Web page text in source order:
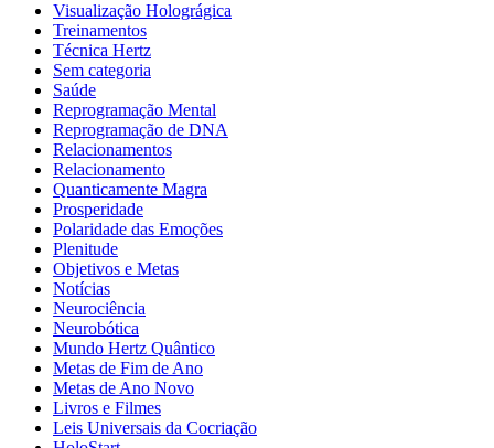
Visualização Holográgica
Treinamentos
Técnica Hertz
Sem categoria
Saúde
Reprogramação Mental
Reprogramação de DNA
Relacionamentos
Relacionamento
Quanticamente Magra
Prosperidade
Polaridade das Emoções
Plenitude
Objetivos e Metas
Notícias
Neurociência
Neurobótica
Mundo Hertz Quântico
Metas de Fim de Ano
Metas de Ano Novo
Livros e Filmes
Leis Universais da Cocriação